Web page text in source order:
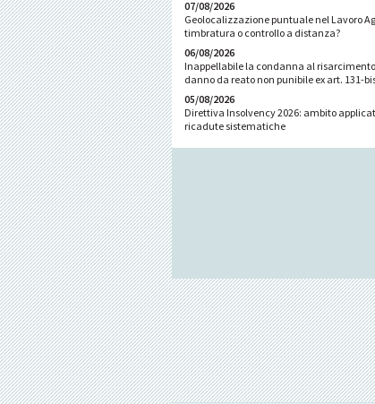
07/08/2026
Geolocalizzazione puntuale nel Lavoro
timbratura o controllo a distanza?
06/08/2026
Inappellabile la condanna al
danno da reato non punibile ex art. 131-
05/08/2026
Direttiva Insolvency 2026: ambito
ricadute sistematiche